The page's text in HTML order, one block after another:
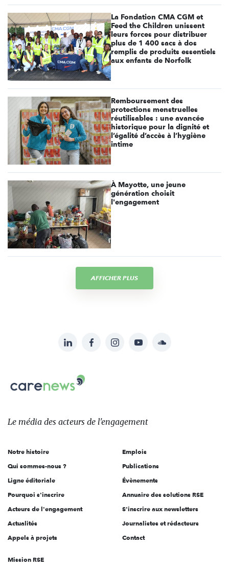
La Fondation CMA CGM et
Feed the Children unissent
leurs forces pour distribuer
plus de 1 400 sacs à dos
remplis de produits essentiels
aux enfants de Norfolk
Remboursement des
protections menstruelles
réutilisables : une avancée
historique pour la dignité et
l’égalité d’accès à l’hygiène
intime
À Mayotte, une jeune
génération choisit
l'engagement
AFFICHER PLUS
sur:
LinkedInFacebookInstagramYouTubeSoundcloud
Le
des
l'engagement
Le média des acteurs de l'engagement
Notre histoire
Qui sommes-nous ?
Ligne éditoriale
Pourquoi s'inscrire
Acteurs de l'engagement
Actualités
Appels à projets
Emplois
Publications
Évènements
Annuaire des solutions RSE
S'inscrire aux newsletters
Journalistes et rédacteurs
Contact
Mission RSE